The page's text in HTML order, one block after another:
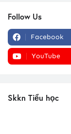
Follow Us
Facebook
YouTube
Skkn Tiểu học